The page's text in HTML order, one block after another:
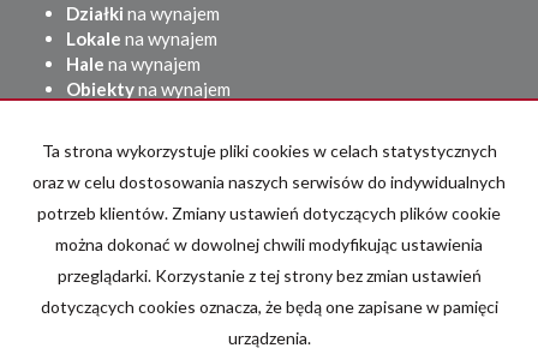
Działki na wynajem
Lokale na wynajem
Hale na wynajem
Obiektyna wynajem
Domy na sprzedaż
Działkina sprzedaż
Lokalena sprzedaż
Obiektyna sprzedaż
adresowo.pl
Ta strona wykorzystuje pliki cookies w celach statystycznych
oraz w celu dostosowania naszych serwisów do indywidualnych
potrzeb klientów. Zmiany ustawień dotyczących plików cookie
można dokonać w dowolnej chwili modyfikując ustawienia
przeglądarki. Korzystanie z tej strony bez zmian ustawień
dotyczących cookies oznacza, że będą one zapisane w pamięci
urządzenia.